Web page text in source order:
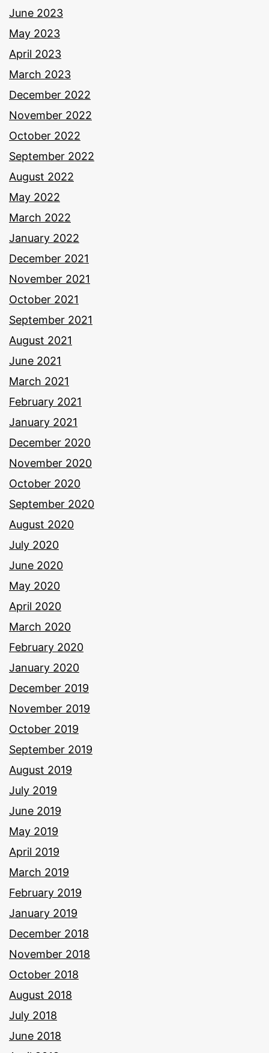
June 2023
May 2023
April 2023
March 2023
December 2022
November 2022
October 2022
September 2022
August 2022
May 2022
March 2022
January 2022
December 2021
November 2021
October 2021
September 2021
August 2021
June 2021
March 2021
February 2021
January 2021
December 2020
November 2020
October 2020
September 2020
August 2020
July 2020
June 2020
May 2020
April 2020
March 2020
February 2020
January 2020
December 2019
November 2019
October 2019
September 2019
August 2019
July 2019
June 2019
May 2019
April 2019
March 2019
February 2019
January 2019
December 2018
November 2018
October 2018
August 2018
July 2018
June 2018